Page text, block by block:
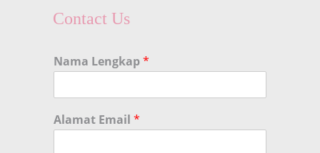
Contact Us
Nama Lengkap*
Alamat Email *